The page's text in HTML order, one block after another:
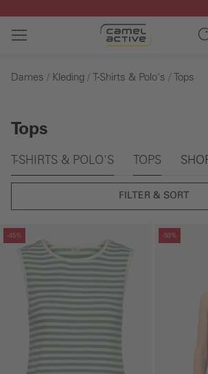
Ga naar de hoofdinhoud
Dames Kleding T-Shirts & Polo's Tops
Tops
Galerie overslaan
T-SHIRTS & POLO'S TOPS
FILTER & SORT
-45%
overslaan
-50%
Galerie